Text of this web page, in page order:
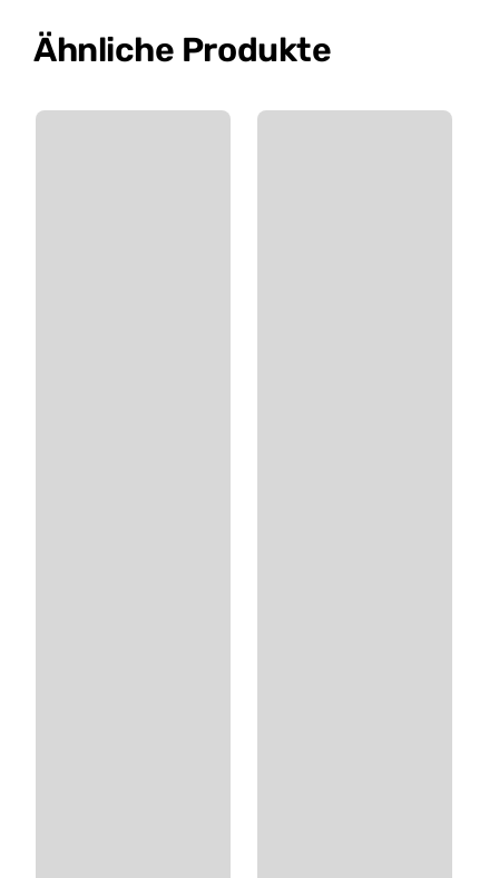
Ähnliche Produkte